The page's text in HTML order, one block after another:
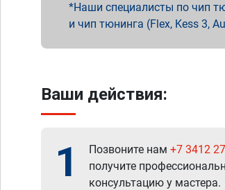
Наши специалисты по чип
и чип тюнинга (Flex, Kess 3,
Ваши действия:
1 Позвоните нам +7 3412
получите
консультацию у мастера.